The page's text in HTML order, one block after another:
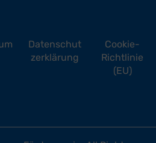
Datenschut
zerklärung
Cookie-
Richtlinie
(EU)